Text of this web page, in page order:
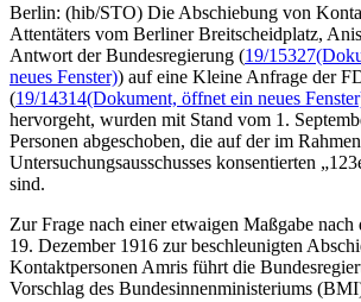
Berlin: (hib/STO) Die Abschiebung von
Attentäters vom Berliner Breitscheidplatz,
Antwort der Bundesregierung (19/15327
neues Fenster)) auf eine Kleine Anfrage der
(19/14314(Dokument, öffnet ein neues
hervorgeht, wurden mit Stand vom 1.
Personen abgeschoben, die auf der im
Untersuchungsausschusses konsentierten
sind.
Zur Frage nach einer etwaigen Maßgabe
19. Dezember 1916 zur beschleunigten
Kontaktpersonen Amris führt die
Vorschlag des Bundesinnenministeriums